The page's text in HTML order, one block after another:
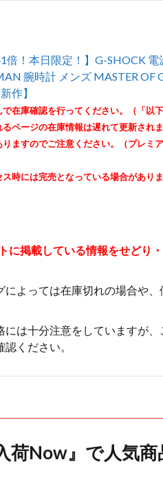
倍！本日限定！】G-SHOCK
腕時計 メンズ MASTER OF
作】
在庫確認を行ってください。（「以
ページの在庫情報は遅れて更新されま
ますのでご注意ください。（プレミ
時には完売となっている場合がありま
に掲載している情報をせどり
によっては在庫切れの場合や
には十分注意をしていますが
ください。
荷Now』で人気